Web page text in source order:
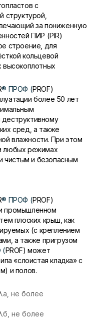
с
структурой,
за пониженную
ПИР (PIR)
строение, для
кольцевой
высокоплотных
® ПРОФ (PROF)
более 50 лет
сред, а также
влажности. При этом
любых режимах
чистым и безопасным
® ПРОФ (PROF)
промышленном
плоских крыш, как
(с креплением
а также пригрузом
(PROF) может
«слоистая кладка» с
и полов.
не более
не более